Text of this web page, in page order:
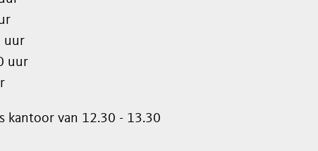
uur
uur
kantoor van 12.30 - 13.30